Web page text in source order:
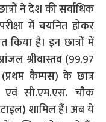
ने देश की सर्वाधिक
में चयनित होकर
किया है। इन छात्रों में
श्रीवास्तव (99.97
कैम्पस) के छात्र
सी.एम.एस. चौक
शामिल हैं। अब ये